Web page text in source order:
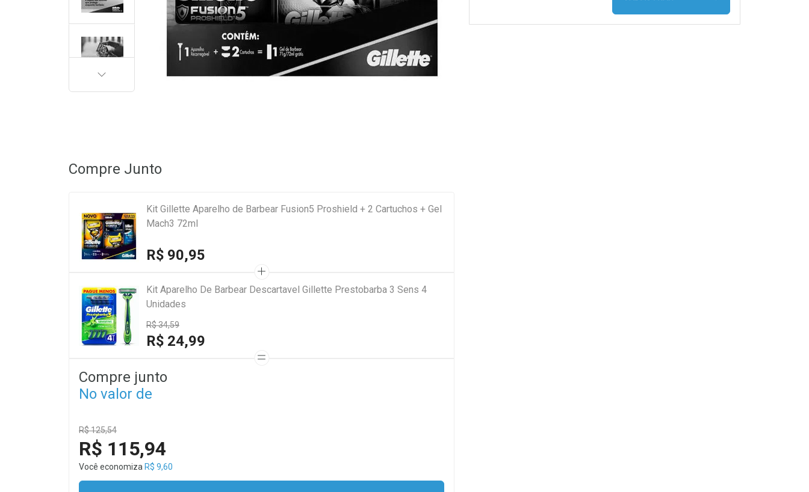
PRÓXIMA
Compre Junto
Kit Gillette Aparelho de Barbear Fusion5 Proshield + 2 Cartuchos + Gel
Mach3 72ml
R$ 90,95
Kit Aparelho De Barbear Descartavel Gillette Prestobarba 3 Sens 4
Unidades
R$ 34,59
R$ 24,99
Compre junto
No valor de
R$ 125,54
R$ 115,94
Você economiza R$ 9,60